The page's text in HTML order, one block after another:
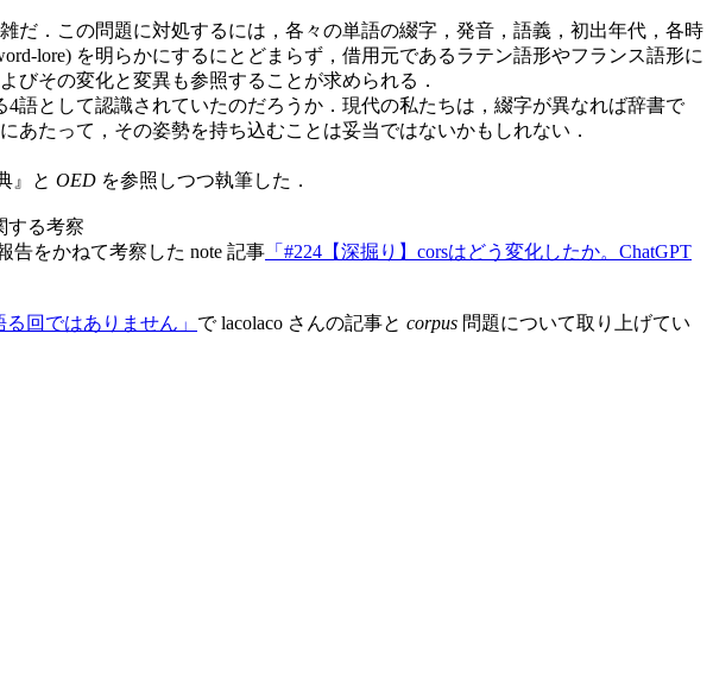
．この問題に対処するには，各々の単語の綴字，発音，語義，初出年代，各時
lore) を明らかにするにとどまらず，借用元であるラテン語形やフランス語形に
びその変化と変異も参照することが求められる．
として認識されていたのだろうか．現代の私たちは，綴字が異なれば辞書で
たって，その姿勢を持ち込むことは妥当ではないかもしれない．
』と OED を参照しつつ執筆した．
する考察
告をかねて考察した note 記事 「#224【深掘り】corsはどう変化したか。ChatGPT
る回ではありません」 で lacolaco さんの記事と corpus 問題について取り上げてい